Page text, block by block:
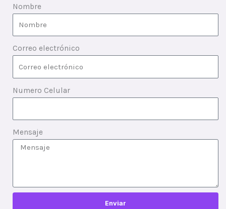
Nombre
Correo electrónico
Numero Celular
Mensaje
Enviar